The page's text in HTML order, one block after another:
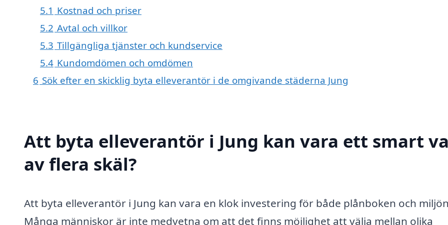
5.1 Kostnad och priser
5.2 Avtal och villkor
5.3 Tillgängliga tjänster och kundservice
5.4 Kundomdömen och omdömen
6 Sök efter en skicklig byta elleverantör i de omgivande städerna Jung
Att byta elleverantör i Jung kan vara ett smart
av flera skäl?
Att byta elleverantör i Jung kan vara en klok investering för både plånboken och
Många människor är inte medvetna om att det finns möjlighet att välja mellan olika